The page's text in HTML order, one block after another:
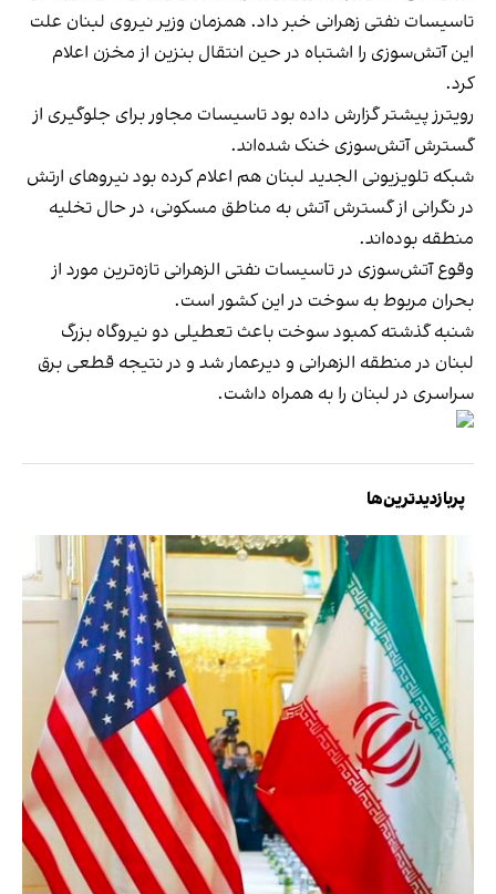
تاسیسات نفتی زهرانی خبر داد. همزمان وزیر نیروی لبنان علت
این آتش‌سوزی را اشتباه در حین انتقال بنزین از مخزن اعلام
کرد.
رویترز پیشتر گزارش داده بود تاسیسات مجاور برای جلوگیری از
گسترش آتش‌سوزی خنک شده‌اند.
شبکه تلویزیونی الجدید لبنان هم اعلام کرده بود نیروهای ارتش
در نگرانی از گسترش آتش به مناطق مسکونی، در حال تخلیه
منطقه‌ بوده‌اند.
وقوع آتش‌سوزی در تاسیسات نفتی الزهرانی تازه‌ترین مورد از
بحران مربوط به سوخت در این کشور است.
شنبه گذشته کمبود سوخت باعث تعطیلی دو نیروگاه بزرگ
لبنان در منطقه الزهرانی و دیرعمار شد و در نتیجه قطعی برق
سراسری در لبنان را به همراه داشت.
پربازدیدترین‌ها